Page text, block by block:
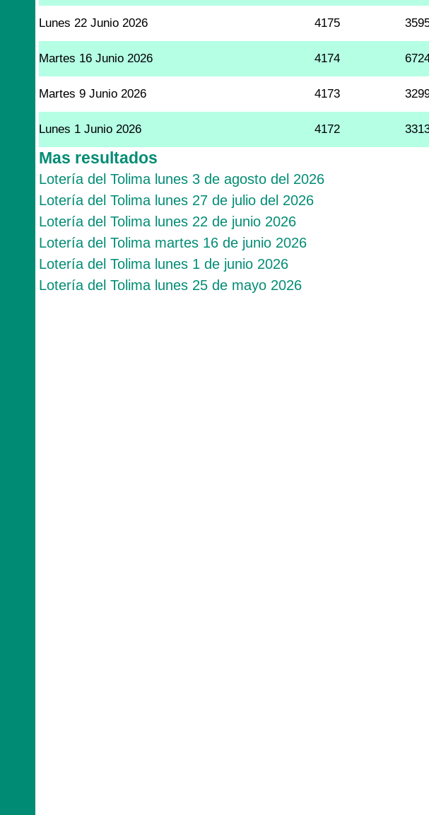
Lunes 22 Junio 2026 4175
Martes 16 Junio 2026 4174
Martes 9 Junio 2026 4173
Lunes 1 Junio 2026 4172
Mas resultados
Lotería del Tolima lunes 3 de agosto del 2026
Lotería del Tolima lunes 27 de julio del 2026
Lotería del Tolima lunes 22 de junio 2026
Lotería del Tolima martes 16 de junio 2026
Lotería del Tolima lunes 1 de junio 2026
Lotería del Tolima lunes 25 de mayo 2026